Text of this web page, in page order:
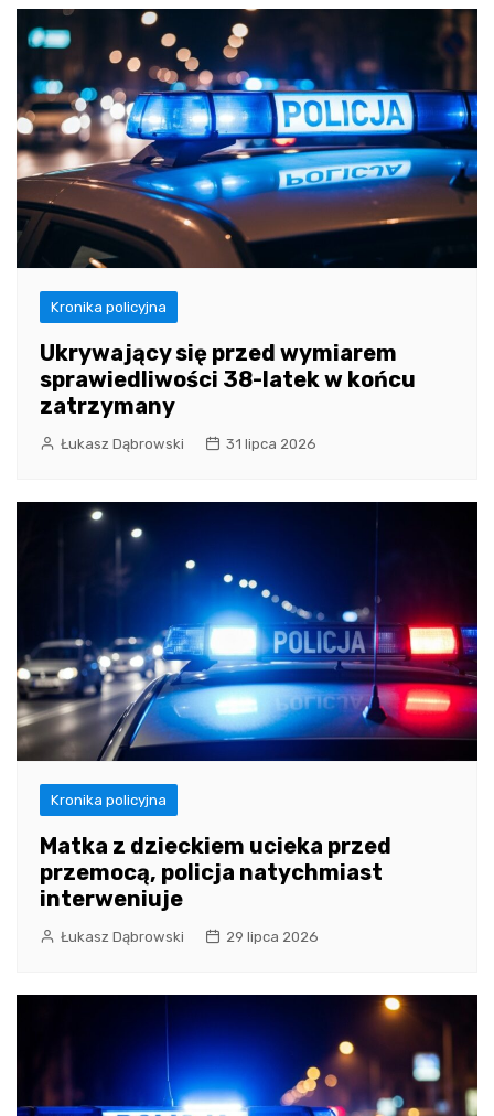
Kronika policyjna
Ukrywający się przed wymiarem
sprawiedliwości 38-latek w końcu
zatrzymany
Łukasz Dąbrowski 31 lipca 2026
Kronika policyjna
Matka z dzieckiem ucieka przed
przemocą, policja natychmiast
interweniuje
Łukasz Dąbrowski 29 lipca 2026